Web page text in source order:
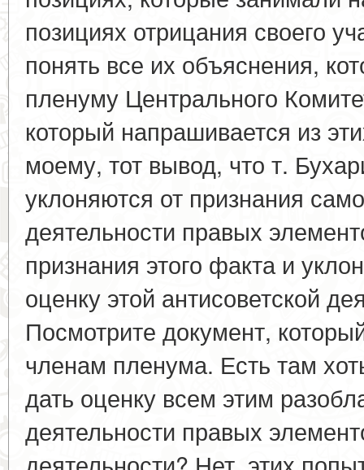
позициях отрицания своего
понять все их объяснения,
пленуму Центрального
который напрашивается из
моему, тот вывод, что т.
уклоняются от признания
деятельности правых
признания этого факта и
оценку этой антисоветской
Посмотрите документ,
членам пленума. Есть там
дать оценку всем этим
деятельности правых